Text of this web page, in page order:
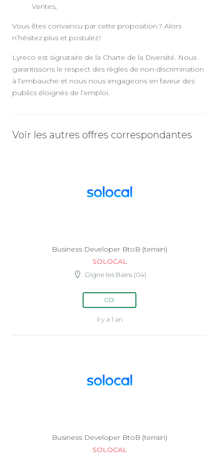
Ventes,
Vous êtes convaincu par cette proposition ? Alors
n’hésitez plus et postulez !
Lyreco est signataire de la Charte de la Diversité. Nous
garantissons le respect des règles de non-discrimination
à l’embauche et nous nous engageons en faveur des
publics éloignés de l’emploi.
Voir les autres offres correspondantes
Business Developer BtoB (terrain)
SOLOCAL
Digne les Bains (04)
CDI
il y a 1 an
Business Developer BtoB (terrain)
SOLOCAL